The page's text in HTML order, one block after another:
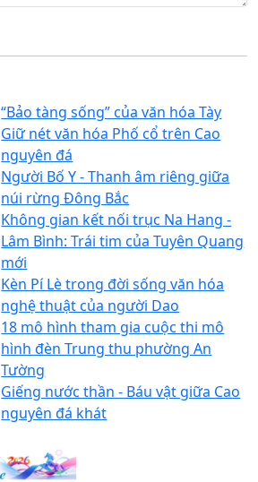
“Bảo tàng sống” của văn hóa Tày
Giữ nét văn hóa Phố cổ trên Cao
nguyên đá
Người Bố Y - Thanh âm riêng giữa
núi rừng Đông Bắc
Không gian kết nối trục Na Hang -
Lâm Bình: Trái tim của Tuyên Quang
mới
Kèn Pí Lè trong đời sống văn hóa
nghệ thuật của người Dao
18 mô hình tham gia cuộc thi mô
hình đèn Trung thu phường An
Tường
Giếng nước thần - Báu vật giữa Cao
nguyên đá khát